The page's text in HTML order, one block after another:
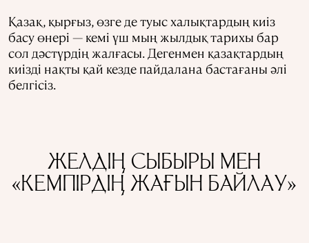
Қазақ, қырғыз, өзге де туыс халықтардың киіз
басу өнері — кемі үш мың жылдық тарихы бар
сол дәстүрдің жалғасы. Дегенмен қазақтардың
киізді нақты қай кезде пайдалана бастағаны әлі
белгісіз.
ЖЕЛДІҢ СЫБЫРЫ МЕН
«КЕМПІРДІҢ ЖАҒЫН БАЙЛАУ»